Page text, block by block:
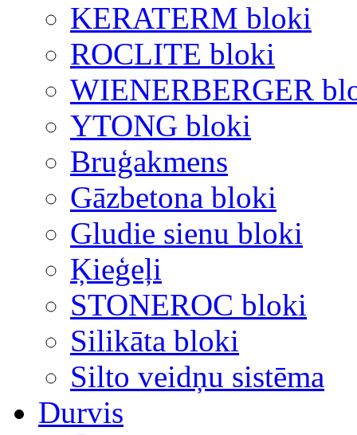
KERATERM bloki
ROCLITE bloki
WIENERBERGER
YTONG bloki
Bruģakmens
Gāzbetona bloki
Gludie sienu bloki
Ķieģeļi
STONEROC bloki
Silikāta bloki
Silto veidņu sistēma
Durvis